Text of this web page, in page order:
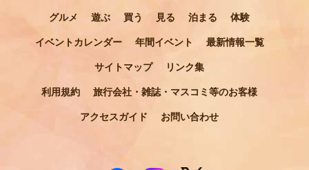
グルメ 遊ぶ 買う 見る 泊まる 体験
イベントカレンダー 年間イベント 最新情報一覧
サイトマップ リンク集
利用規約 旅行会社・雑誌・マスコミ等のお客様
アクセスガイド お問い合わせ